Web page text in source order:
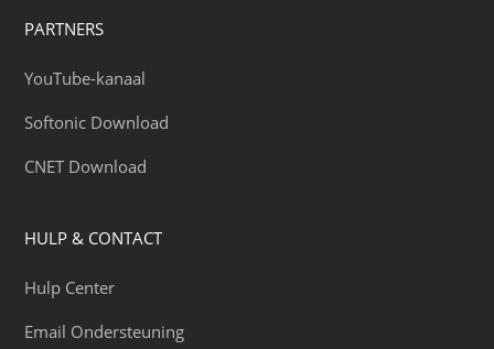
PARTNERS
YouTube-kanaal
Softonic Download
CNET Download
HULP & CONTACT
Hulp Center
Email Ondersteuning